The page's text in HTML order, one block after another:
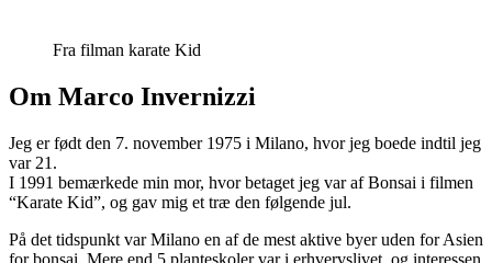
Fra filman karate Kid
Om Marco Invernizzi
Jeg er født den 7. november 1975 i Milano, hvor jeg boede indtil jeg
var 21.
I 1991 bemærkede min mor, hvor betaget jeg var af Bonsai i filmen
“Karate Kid”, og gav mig et træ den følgende jul.
På det tidspunkt var Milano en af de mest aktive byer uden for Asien
for bonsai. Mere end 5 planteskoler var i erhvervslivet, og interessen